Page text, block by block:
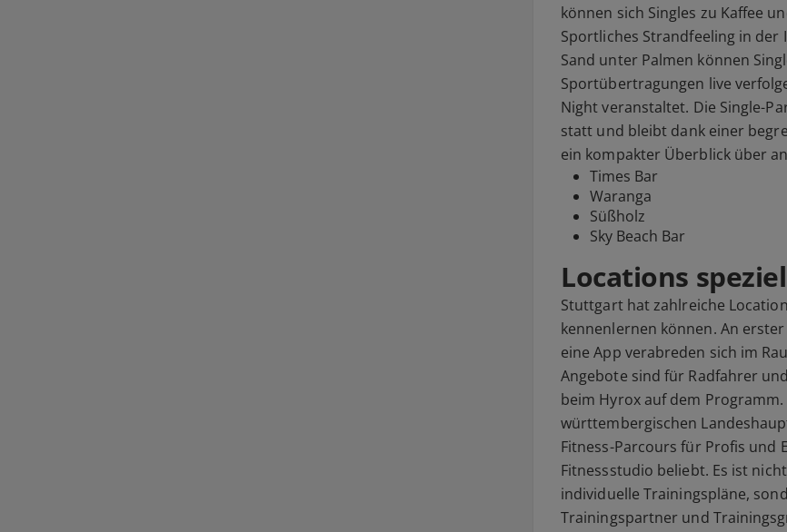
können sich Singles zu Kaffee
Sportliches Strandfeeling in der
Sand unter Palmen können
Sportübertragungen live
Night veranstaltet. Die Single-
statt und bleibt dank einer
ein kompakter Überblick über
Times Bar
Waranga
Süßholz
Sky Beach Bar
Locations
Stuttgart hat zahlreiche
kennenlernen können. An
eine App verabreden sich im
Angebote sind für Radfahrer
beim Hyrox auf dem
württembergischen
Fitness-Parcours für Profis und
Fitnessstudio beliebt. Es ist
individuelle Trainingspläne,
Trainingspartner und